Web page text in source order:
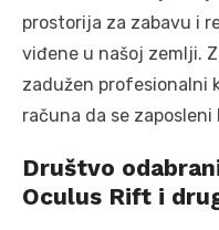
prostorija za zabavu i
viđene u našoj zemlji.
zadužen profesionalni
računa da se zaposleni
Društvo
Oculus Rift i